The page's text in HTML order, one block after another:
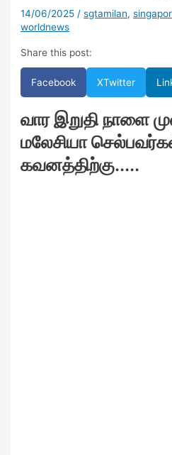
14/06/2025 /sgtamilan,
worldnews
Share this post:
Facebook XTwitter
வார இறுதி நாளை
மலேசியா
கவனத்திற்கு.....